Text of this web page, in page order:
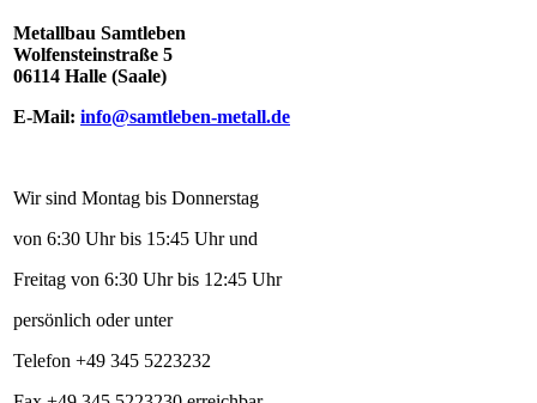
Metallbau Samtleben
Wolfensteinstraße 5
06114 Halle (Saale)
E-Mail: info@samtleben-metall.de
Wir sind Montag bis Donnerstag
von 6:30 Uhr bis 15:45 Uhr und
Freitag von 6:30 Uhr bis 12:45 Uhr
persönlich oder unter
Telefon +49 345 5223232